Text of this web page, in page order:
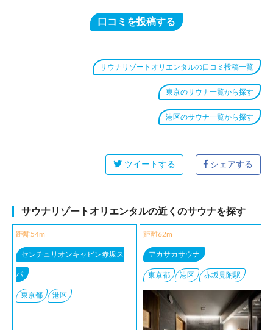
口コミを投稿する
サウナリゾートオリエンタルの口コミ投稿一覧
東京のサウナ一覧から探す
港区のサウナ一覧から探す
ツイートする シェアする
サウナリゾートオリエンタルの近くのサウナを探す
距離54m
センチュリオンキャビン赤坂ス
パ
東京都 港区
距離62m
アカサカサウナ
東京都 港区 赤坂見附駅